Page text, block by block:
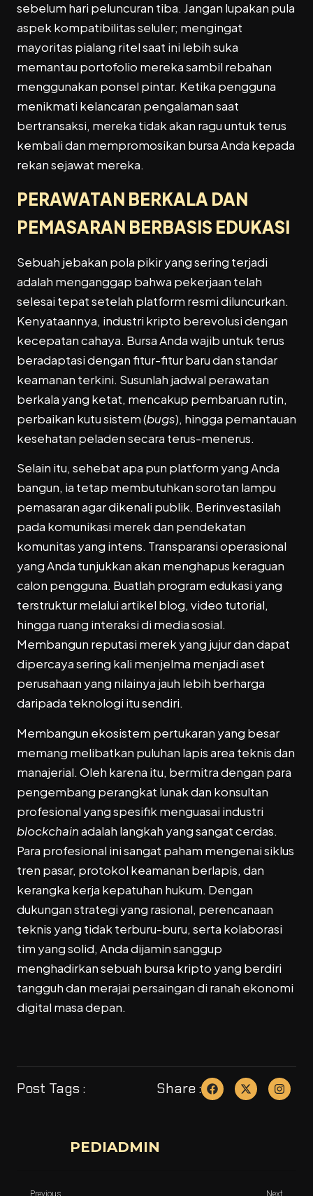
sebelum hari peluncuran tiba. Jangan lupakan pula
aspek kompatibilitas seluler; mengingat
mayoritas pialang ritel saat ini lebih suka
memantau portofolio mereka sambil rebahan
menggunakan ponsel pintar. Ketika pengguna
menikmati kelancaran pengalaman saat
bertransaksi, mereka tidak akan ragu untuk terus
kembali dan mempromosikan bursa Anda kepada
rekan sejawat mereka.
PERAWATAN BERKALA DAN
PEMASARAN BERBASIS EDUKASI
Sebuah jebakan pola pikir yang sering terjadi
adalah menganggap bahwa pekerjaan telah
selesai tepat setelah platform resmi diluncurkan.
Kenyataannya, industri kripto berevolusi dengan
kecepatan cahaya. Bursa Anda wajib untuk terus
beradaptasi dengan fitur-fitur baru dan standar
keamanan terkini. Susunlah jadwal perawatan
berkala yang ketat, mencakup pembaruan rutin,
perbaikan kutu sistem (bugs), hingga pemantauan
kesehatan peladen secara terus-menerus.
Selain itu, sehebat apa pun platform yang Anda
bangun, ia tetap membutuhkan sorotan lampu
pemasaran agar dikenali publik. Berinvestasilah
pada komunikasi merek dan pendekatan
komunitas yang intens. Transparansi operasional
yang Anda tunjukkan akan menghapus keraguan
calon pengguna. Buatlah program edukasi yang
terstruktur melalui artikel blog, video tutorial,
hingga ruang interaksi di media sosial.
Membangun reputasi merek yang jujur dan dapat
dipercaya sering kali menjelma menjadi aset
perusahaan yang nilainya jauh lebih berharga
daripada teknologi itu sendiri.
Membangun ekosistem pertukaran yang besar
memang melibatkan puluhan lapis area teknis dan
manajerial. Oleh karena itu, bermitra dengan para
pengembang perangkat lunak dan konsultan
profesional yang spesifik menguasai industri
blockchainadalah langkah yang sangat cerdas.
Para profesional ini sangat paham mengenai siklus
tren pasar, protokol keamanan berlapis, dan
kerangka kerja kepatuhan hukum. Dengan
dukungan strategi yang rasional, perencanaan
teknis yang tidak terburu-buru, serta kolaborasi
tim yang solid, Anda dijamin sanggup
menghadirkan sebuah bursa kripto yang berdiri
tangguh dan merajai persaingan di ranah ekonomi
digital masa depan.
Post Tags : Share :
PEDIADMIN
Previous Next